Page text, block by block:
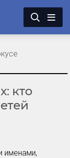
кто
именами,